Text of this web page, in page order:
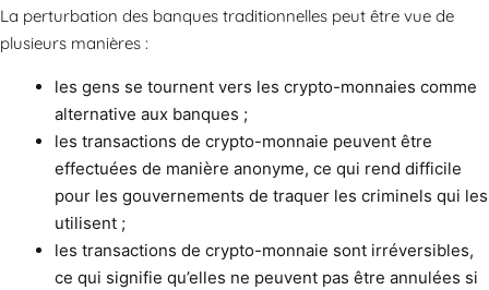
La perturbation des banques traditionnelles peut être vue de
plusieurs manières :
les gens se tournent vers les crypto-monnaies comme
alternative aux banques ;
les transactions de crypto-monnaie peuvent être
effectuées de manière anonyme, ce qui rend difficile
pour les gouvernements de traquer les criminels qui les
utilisent ;
les transactions de crypto-monnaie sont irréversibles,
ce qui signifie qu’elles ne peuvent pas être annulées si